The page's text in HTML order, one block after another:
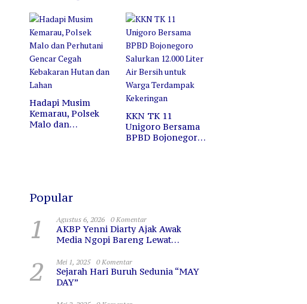
Cermin untuk
Berkaca
Pasar Wisata
Bojonegoro
Hadapi Musim
Kemarau, Polsek
Malo dan
KKN TK 11
Unigoro Bersama
BPBD Bojonegoro
Popular
1 Agustus 6, 2026 0 Komentar
AKBP Yenni Diarty Ajak Awak
Media Ngopi Bareng Lewat
Sinergi
2 Mei 1, 2025 0 Komentar
Sejarah Hari Buruh Sedunia “MAY
DAY”